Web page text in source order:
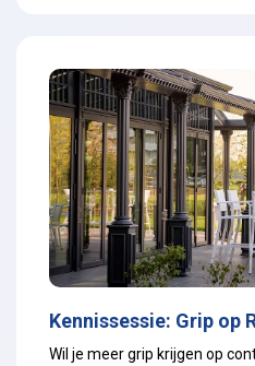
Kennissessie: Grip op
Wil je meer grip krijgen op